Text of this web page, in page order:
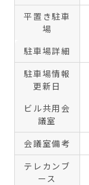
平置き駐車
場
駐車場詳細
駐車場情報
更新日
ビル共用会
議室
会議室備考
テレカンブ
ース